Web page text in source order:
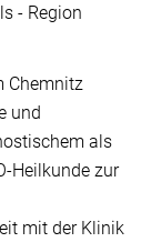
- Region
Chemnitz
und
als
Heilkunde zur
mit der Klinik